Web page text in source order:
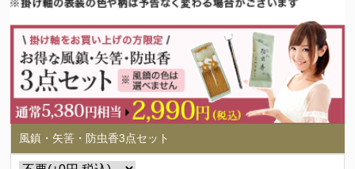
風鎮・矢筈・防虫香3点セット